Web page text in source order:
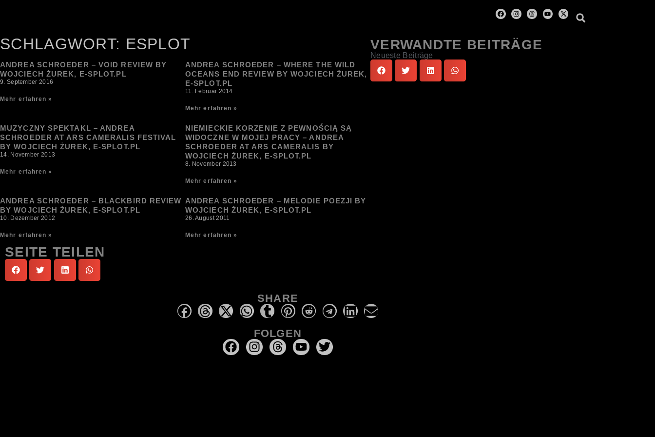
SCHLAGWORT: ESPLOT
ANDREA SCHROEDER – VOID REVIEW BY
WOJCIECH ŻUREK, E-SPLOT.PL
9. September 2016
Mehr erfahren »
ANDREA SCHROEDER – WHERE THE WILD
OCEANS END REVIEW BY WOJCIECH ŻUREK,
E-SPLOT.PL
11. Februar 2014
Mehr erfahren »
MUZYCZNY SPEKTAKL – ANDREA
SCHROEDER AT ARS CAMERALIS FESTIVAL
BY WOJCIECH ŻUREK, E-SPLOT.PL
14. November 2013
Mehr erfahren »
NIEMIECKIE KORZENIE Z PEWNOŚCIĄ SĄ
WIDOCZNE W MOJEJ PRACY – ANDREA
SCHROEDER AT ARS CAMERALIS BY
WOJCIECH ŻUREK, E-SPLOT.PL
8. November 2013
Mehr erfahren »
ANDREA SCHROEDER – BLACKBIRD REVIEW
BY WOJCIECH ŻUREK, E-SPLOT.PL
10. Dezember 2012
Mehr erfahren »
ANDREA SCHROEDER – MELODIE POEZJI BY
WOJCIECH ŻUREK, E-SPLOT.PL
26. August 2011
Mehr erfahren »
VERWANDTE BEITRÄGE
Neueste Beiträge
SEITE TEILEN
SHARE
FOLGEN